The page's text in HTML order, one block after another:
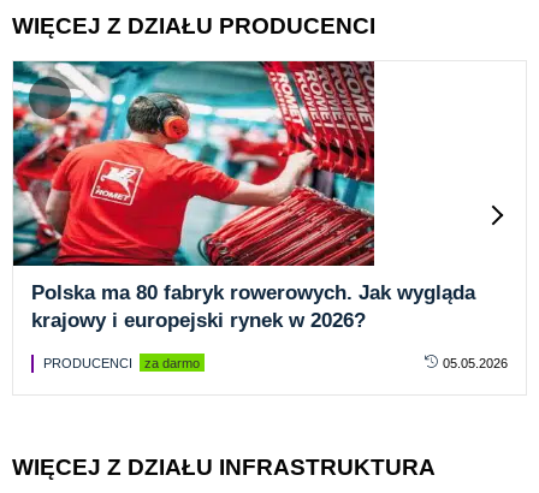
WIĘCEJ Z DZIAŁU PRODUCENCI
Polska ma 80 fabryk rowerowych. Jak wygląda
krajowy i europejski rynek w 2026?
PRODUCENCI za darmo 05.05.2026
WIĘCEJ Z DZIAŁU INFRASTRUKTURA